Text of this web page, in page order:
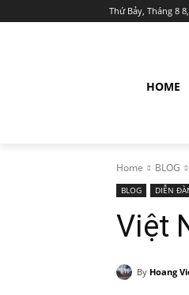
Thứ Bảy, Tháng 8
HOME
Home BLOG
BLOG DIỄN
Việt
By Hoang